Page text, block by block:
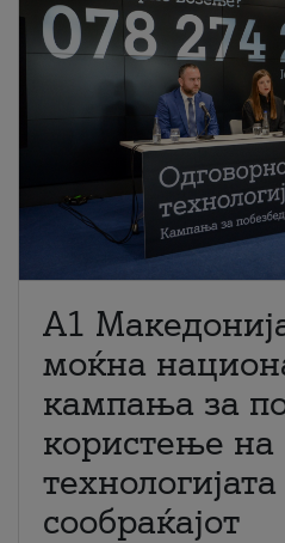
A1
моќна
кампања за
користење на
сообраќајот